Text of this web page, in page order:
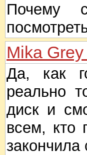
Почему
Mika Grey
Да, как
реально
диск и
всем, кто
закончила